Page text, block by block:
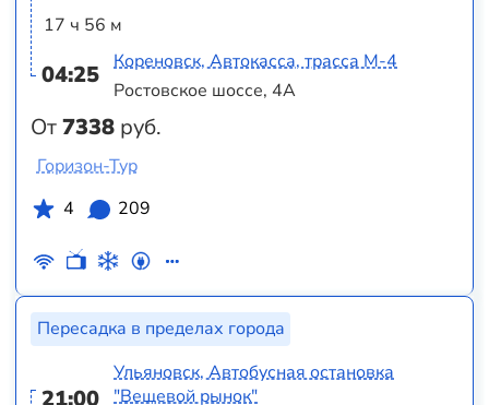
17 ч 56 м
04:25
От7338 руб.
Кореновск, Автокасса, трасса М-4
Ростовское шоссе, 4А
Горизон-Тур
4
209
Пересадка в пределах города
21:00
Ульяновск, Автобусная остановка
"Вещевой рынок"